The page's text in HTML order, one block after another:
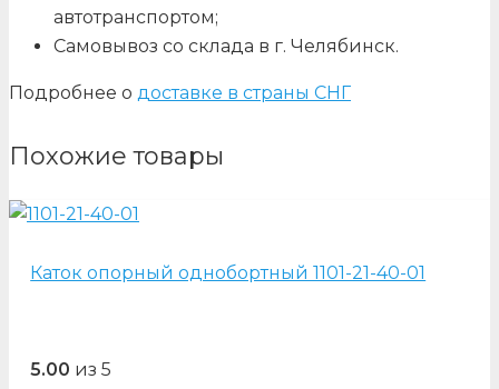
автотранспортом;
Самовывоз со склада в г. Челябинск.
Подробнее о доставке в страны СНГ
Похожие товары
Каток опорный однобортный 1101-21-40-01
5.00 из 5